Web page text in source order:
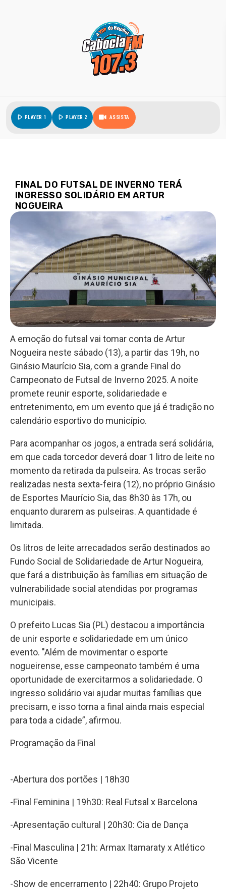
play_arrowPLAYER 1 play_arrowPLAYER 2 ASSISTA
FINAL DO FUTSAL DE INVERNO TERÁ
INGRESSO SOLIDÁRIO EM ARTUR
NOGUEIRA
A emoção do futsal vai tomar conta de Artur
Nogueira neste sábado (13), a partir das 19h, no
Ginásio Maurício Sia, com a grande Final do
Campeonato de Futsal de Inverno 2025. A noite
promete reunir esporte, solidariedade e
entretenimento, em um evento que já é tradição no
calendário esportivo do município.
Para acompanhar os jogos, a entrada será solidária,
em que cada torcedor deverá doar 1 litro de leite no
momento da retirada da pulseira. As trocas serão
realizadas nesta sexta-feira (12), no próprio Ginásio
de Esportes Maurício Sia, das 8h30 às 17h, ou
enquanto durarem as pulseiras. A quantidade é
limitada.
Os litros de leite arrecadados serão destinados ao
Fundo Social de Solidariedade de Artur Nogueira,
que fará a distribuição às famílias em situação de
vulnerabilidade social atendidas por programas
municipais.
O prefeito Lucas Sia (PL) destacou a importância
de unir esporte e solidariedade em um único
evento. "Além de movimentar o esporte
nogueirense, esse campeonato também é uma
oportunidade de exercitarmos a solidariedade. O
ingresso solidário vai ajudar muitas famílias que
precisam, e isso torna a final ainda mais especial
para toda a cidade”, afirmou.
Programação da Final
-Abertura dos portões | 18h30
-Final Feminina | 19h30: Real Futsal x Barcelona
-Apresentação cultural | 20h30: Cia de Dança
-Final Masculina | 21h: Armax Itamaraty x Atlético
São Vicente
-Show de encerramento | 22h40: Grupo Projeto